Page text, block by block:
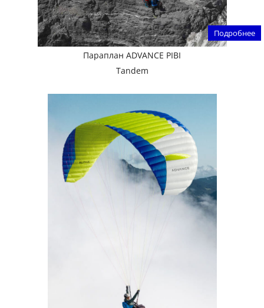
Подробнее
Параплан ADVANCE PIBI
Tandem